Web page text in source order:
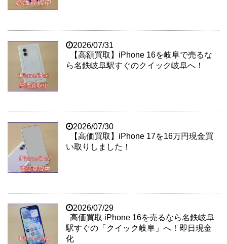
2026/07/31
【高額買取】iPhone 16を岐阜で売るな
ら名鉄岐阜駅すぐのクイック岐阜へ！
2026/07/30
【高価買取】iPhone 17を16万円現金買
い取りしました！
2026/07/29
高価買取 iPhone 16を売るなら名鉄岐阜
駅すぐの「クイック岐阜」へ！即日現金
化